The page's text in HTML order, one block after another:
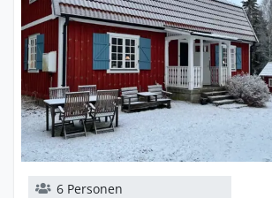
6 Personen